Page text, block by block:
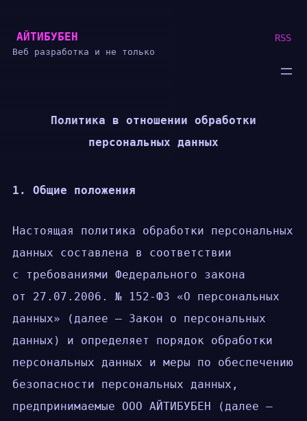
к
содержимому
АЙТИБУБЕН
Веб разработка и не только
RSS
Политика в отношении обработки
персональных данных
1. Общие положения
Настоящая политика обработки персональных
данных составлена в соответствии
с требованиями Федерального закона
от 27.07.2006. № 152-ФЗ «О персональных
данных» (далее — Закон о персональных
данных) и определяет порядок обработки
персональных данных и меры по обеспечению
безопасности персональных данных,
предпринимаемые ООО АЙТИБУБЕН (далее —